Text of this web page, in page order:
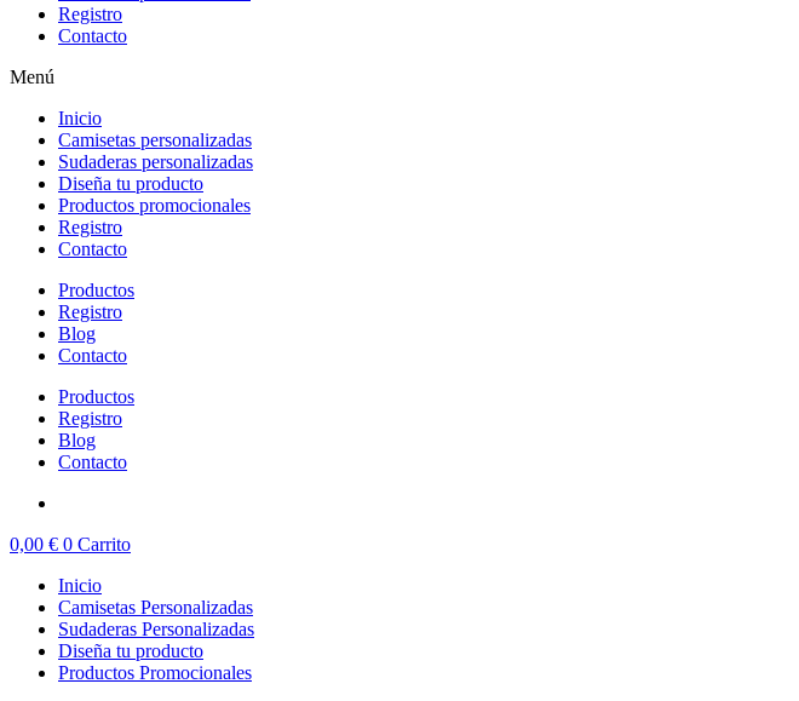
Registro
Contacto
Menú
Inicio
Camisetas personalizadas
Sudaderas personalizadas
Diseña tu producto
Productos promocionales
Registro
Contacto
Productos
Registro
Blog
Contacto
Productos
Registro
Blog
Contacto
0,00 € 0 Carrito
Inicio
Camisetas Personalizadas
Sudaderas Personalizadas
Diseña tu producto
Productos Promocionales